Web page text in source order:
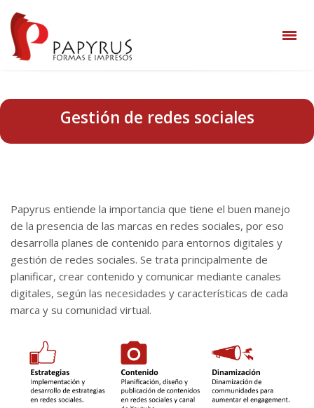
Gestión de redes sociales
Papyrus entiende la importancia que tiene el buen manejo
de la presencia de las marcas en redes sociales, por eso
desarrolla planes de contenido para entornos digitales y
gestión de redes sociales. Se trata principalmente de
planificar, crear contenido y comunicar mediante canales
digitales, según las necesidades y características de cada
marca y su comunidad virtual.